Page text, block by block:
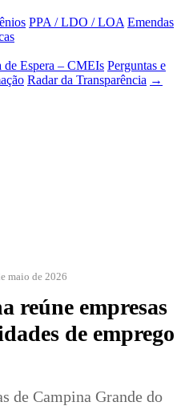
PPA / LDO / LOA Emendas
de Espera – CMEIs Perguntas e
Radar da Transparência →
maio de 2026
reúne empresas
de emprego
de Campina Grande do